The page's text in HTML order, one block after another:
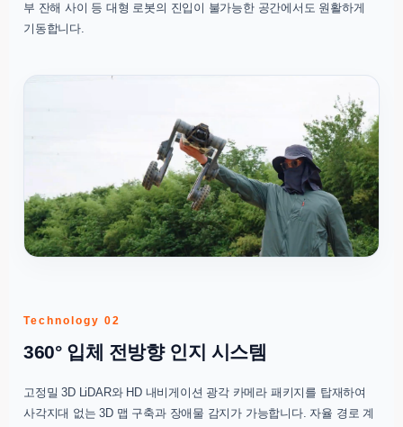
부 잔해 사이 등 대형 로봇의 진입이 불가능한 공간에서도 원활하게
기동합니다.
Technology 02
360° 입체 전방향 인지 시스템
고정밀 3D LiDAR와 HD 내비게이션 광각 카메라 패키지를 탑재하여
사각지대 없는 3D 맵 구축과 장애물 감지가 가능합니다. 자율 경로 계